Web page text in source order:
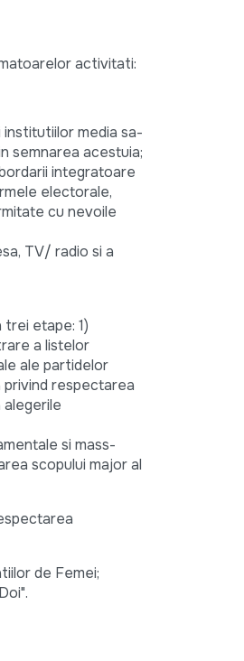
activitati:
media sa-
semnarea acestuia;
integratoare
electorale,
cu nevoile
TV/ radio si a
etape: 1)
a listelor
ale partidelor
respectarea
si mass-
scopului major al
de Femei;